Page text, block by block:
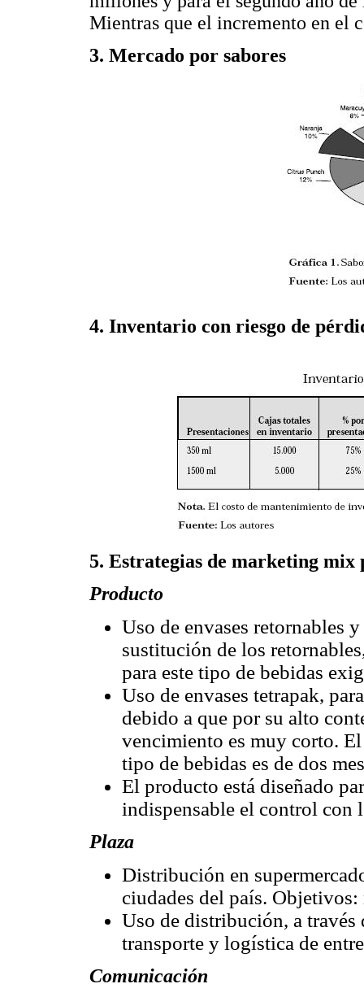
Mientras que el incremento en el
3. Mercado por sabores
4. Inventario con riesgo de
5. Estrategias de marketing mix
Producto
Uso de envases retornables
sustitución de los
para este tipo de bebidas
Uso de envases tetrapak,
debido a que por su alto
vencimiento es muy corto.
tipo de bebidas es de dos
El producto está diseñado
indispensable el control con
Plaza
Distribución en
ciudades del país.
Uso de distribución, a través
transporte y logística de
Comunicación